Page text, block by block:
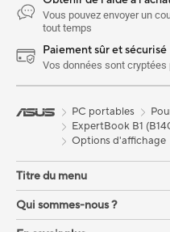
Vous pouvez envoyer un
tout temps
Paiement sûr et sécurisé
Vos données sont
PC portables
ExpertBook B1
Options d'affichage
Titre du menu
Qui sommes-nous ?